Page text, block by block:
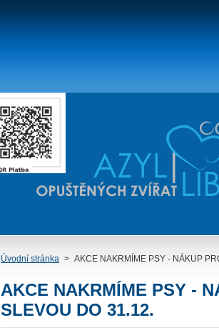
Úvodní stránka > AKCE NAKRMÍME PSY - NÁKUP
AKCE NAKRMÍME PSY -
SLEVOU DO 31.12.